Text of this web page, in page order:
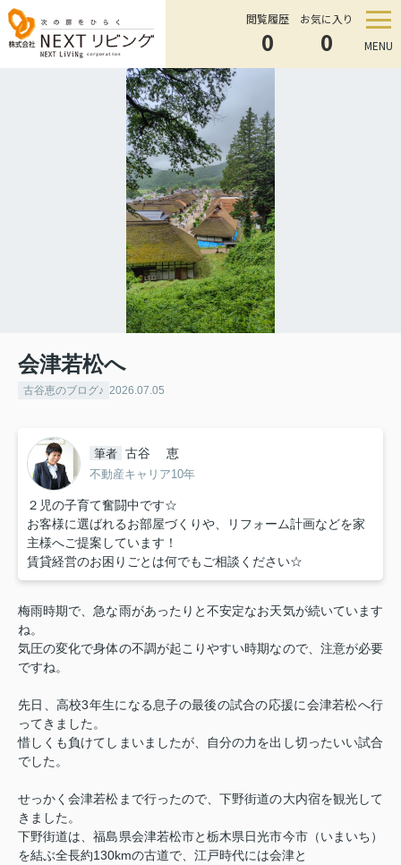
閲覧履歴
0
お気に入り
0 MENU
会津若松へ
古谷恵のブログ♪ 2026.07.05
筆者 古谷 恵
不動産キャリア10年
２児の子育て奮闘中です☆
お客様に選ばれるお部屋づくりや、リフォーム計画などを家
主様へご提案しています！
賃貸経営のお困りごとは何でもご相談ください☆
梅雨時期で、急な雨があったりと不安定なお天気が続いています
ね。
気圧の変化で身体の不調が起こりやすい時期なので、注意が必要
ですね。
先日、高校3年生になる息子の最後の試合の応援に会津若松へ行
ってきました。
惜しくも負けてしまいましたが、自分の力を出し切ったいい試合
でした。
せっかく会津若松まで行ったので、下野街道の大内宿を観光して
きました。
下野街道は、福島県会津若松市と栃木県日光市今市（いまいち）
を結ぶ全長約130kmの古道で、江戸時代には会津と